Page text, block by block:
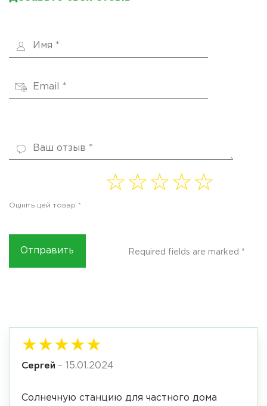
Required fields are marked *
Оцініть цей товар *
1 of
2 of
3 of
4
5 of
★★★★★
Сергей – 15.01.2024
Солнечную станцию для частного дома